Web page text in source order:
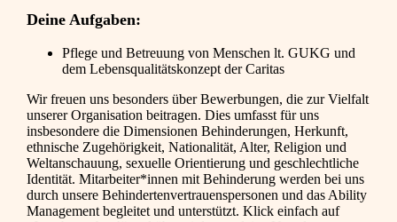
Deine Aufgaben:
Pflege und Betreuung von Menschen lt. GUKG und
dem Lebensqualitätskonzept der Caritas
Wir freuen uns besonders über Bewerbungen, die zur Vielfalt
unserer Organisation beitragen. Dies umfasst für uns
insbesondere die Dimensionen Behinderungen, Herkunft,
ethnische Zugehörigkeit, Nationalität, Alter, Religion und
Weltanschauung, sexuelle Orientierung und geschlechtliche
Identität. Mitarbeiter*innen mit Behinderung werden bei uns
durch unsere Behindertenvertrauenspersonen und das Ability
Management begleitet und unterstützt. Klick einfach auf